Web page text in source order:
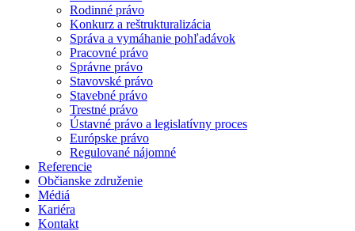
Rodinné právo
Konkurz a reštrukturalizácia
Správa a vymáhanie pohľadávok
Pracovné právo
Správne právo
Stavovské právo
Stavebné právo
Trestné právo
Ústavné právo a legislatívny proces
Európske právo
Regulované nájomné
Referencie
Občianske združenie
Médiá
Kariéra
Kontakt